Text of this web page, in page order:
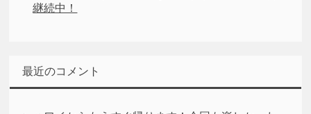
継続中！
最近のコメント